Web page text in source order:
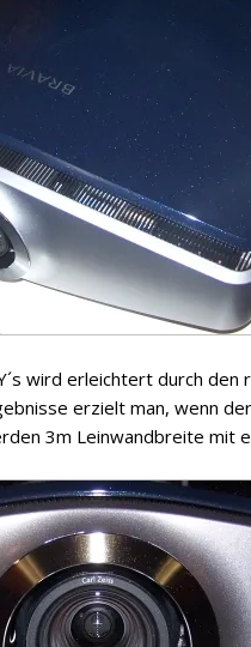
wird erleichtert durch
erzielt man, wenn
3m Leinwandbreite mit